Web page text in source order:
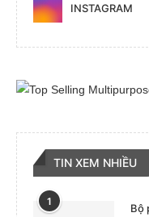
INSTAGRAM
TIN XEM NHIỀU
1
Bộ